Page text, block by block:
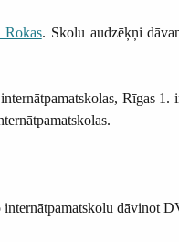
Rokas. Skolu audzēķņi
Rīgas 1.
dāvinot